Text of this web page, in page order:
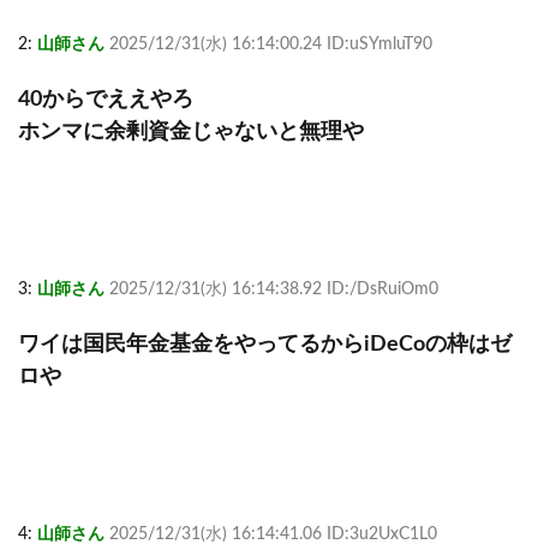
2: 山師さん 2025/12/31(水) 16:14:00.24 ID:uSYmluT90
40からでええやろ
ホンマに余剰資金じゃないと無理や
3: 山師さん 2025/12/31(水) 16:14:38.92 ID:/DsRuiOm0
ワイは国民年金基金をやってるからiDeCoの枠はゼ
ロや
4: 山師さん 2025/12/31(水) 16:14:41.06 ID:3u2UxC1L0